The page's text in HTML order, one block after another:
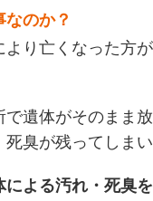
なのか？
より亡くなった方
で遺体がそのまま
臭が残ってしまい
による汚れ・死臭